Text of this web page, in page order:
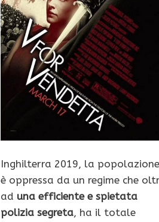
Inghilterra 2019, la popolazione
è oppressa da un regime che
ad una efficiente e spietata
polizia segreta, ha il totale